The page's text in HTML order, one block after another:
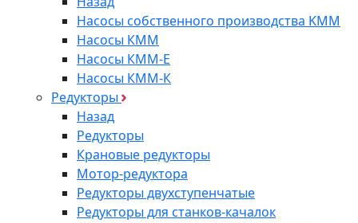
Насосы собственного производства KMM
Насосы КММ
Насосы КММ-Е
Насосы КММ-К
Редукторы
Назад
Редукторы
Крановые редукторы
Мотор-редуктора
Редукторы двухступенчатые
Редукторы для станков-качалок